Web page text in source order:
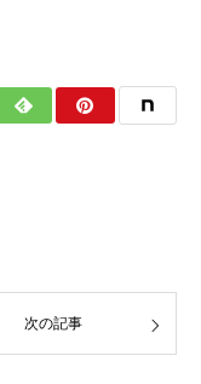
次の記事